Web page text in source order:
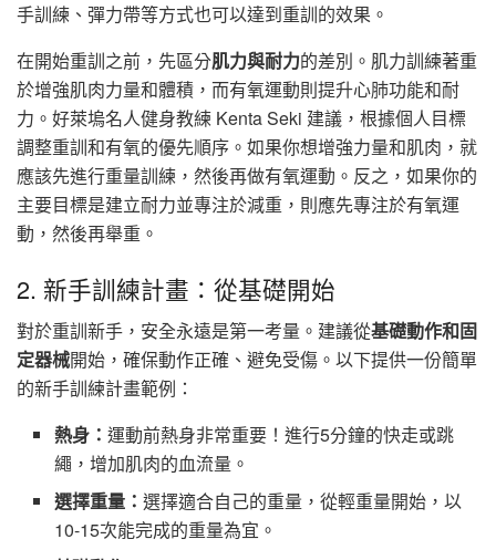
手訓練、彈力帶等方式也可以達到重訓的效果。
在開始重訓之前，先區分肌力與耐力的差別。肌力訓練著重
於增強肌肉力量和體積，而有氧運動則提升心肺功能和耐
力。好萊塢名人健身教練 Kenta Seki 建議，根據個人目標
調整重訓和有氧的優先順序。如果你想增強力量和肌肉，就
應該先進行重量訓練，然後再做有氧運動。反之，如果你的
主要目標是建立耐力並專注於減重，則應先專注於有氧運
動，然後再舉重。
2. 新手訓練計畫：從基礎開始
對於重訓新手，安全永遠是第一考量。建議從基礎動作和固
定器械開始，確保動作正確、避免受傷。以下提供一份簡單
的新手訓練計畫範例：
熱身：運動前熱身非常重要！進行5分鐘的快走或跳
繩，增加肌肉的血流量。
選擇重量：選擇適合自己的重量，從輕重量開始，以
10-15次能完成的重量為宜。